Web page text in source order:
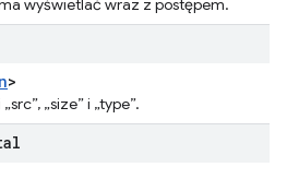
wyświetlać wraz z postępem.
>
„size” i „type”.